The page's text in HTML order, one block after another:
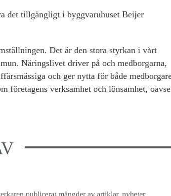
det tillgängligt i byggvaruhuset Beijer
Det är den stora styrkan i vårt
Näringslivet driver på och medborgarna,
och ger nytta för både
företagens verksamhet och lönsamhet,
publicerat mängder av artiklar, nyheter,